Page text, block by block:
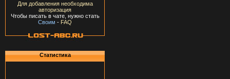
Для добавления необходима
авторизация
Чтобы писать в чате, нужно стать
Своим - FAQ
Статистика